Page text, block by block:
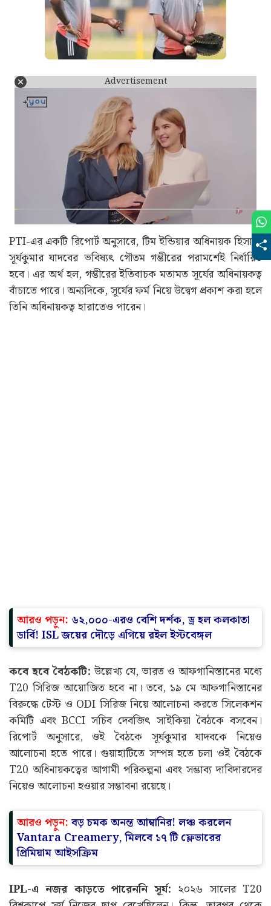
সাফল্যেও গম্ভীরের একটি গুরুত্বপূর্ণ ভূমিকা ছিল। তবে, বর্তমানে
খারাপ ফর্মে থাকা সূর্যকুমারের ভবিষ্যতও গম্ভীরের হাতেই রয়েছে।
Advertisement
আরও পড়ুন:৬২,০০০-এরও বেশি দর্শক, ড্র হল কলকাতা
ডার্বি! ISL জয়ের দৌড়ে এগিয়ে রইল ইস্টবেঙ্গল
কবে হবে বৈঠকটি:উল্লেখ্য যে, ভারত ও আফগানিস্তানের মধ্যে
বিরুদ্ধে টেস্ট ও ODI সিরিজ নিয়ে আলোচনা করতে সিলেকশন
কমিটি এবং BCCI সচিব দেবজিৎ সাইকিয়া বৈঠকে বসবেন।
রিপোর্ট অনুসারে, ওই বৈঠকে সূর্যকুমার যাদবকে নিয়েও
আলোচনা হতে পারে। গুয়াহাটিতে সম্পন্ন হতে চলা ওই বৈঠকে
T20 অধিনায়কত্বের আগামী পরিকল্পনা এবং সম্ভাব্য দাবিদারদের
নিয়েও আলোচনা হওয়ার সম্ভাবনা রয়েছে।